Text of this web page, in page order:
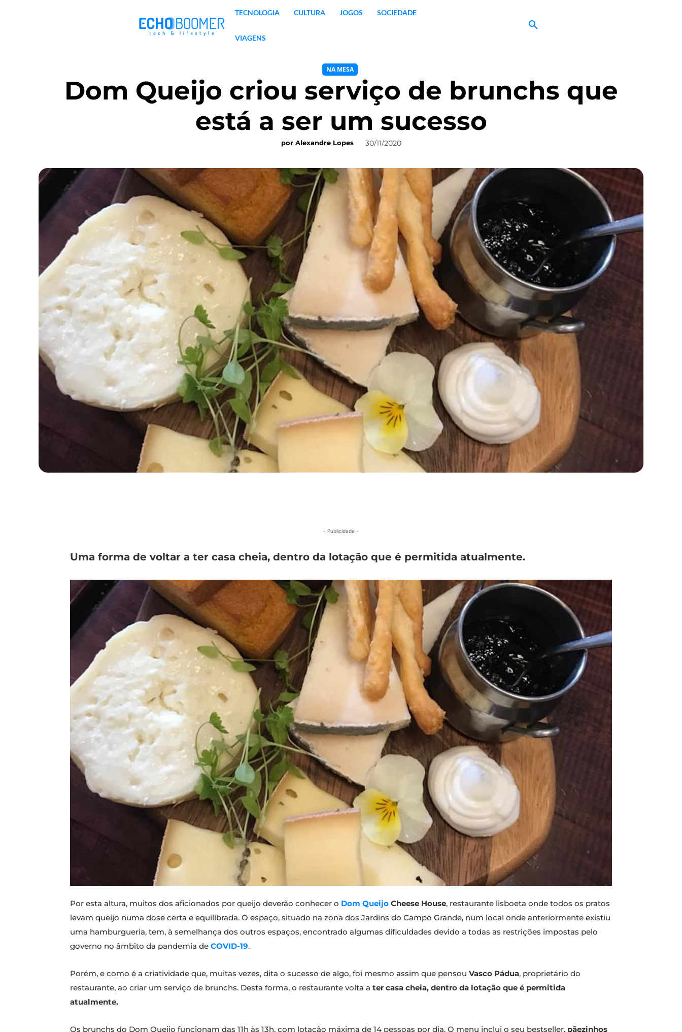
TECNOLOGIA CULTURA JOGOS SOCIEDADE
VIAGENS
NA MESA
Dom Queijo criou serviço de brunchs que
está a ser um sucesso
por Alexandre Lopes 30/11/2020
- Publicidade -
Uma forma de voltar a ter casa cheia, dentro da lotação que é permitida atualmente.
Por esta altura, muitos dos aficionados por queijo deverão conhecer o Dom Queijo Cheese House, restaurante lisboeta onde todos os pratos
levam queijo numa dose certa e equilibrada. O espaço, situado na zona dos Jardins do Campo Grande, num local onde anteriormente existiu
uma hamburgueria, tem, à semelhança dos outros espaços, encontrado algumas dificuldades devido a todas as restrições impostas pelo
governo no âmbito da pandemia de COVID-19.
Porém, e como é a criatividade que, muitas vezes, dita o sucesso de algo, foi mesmo assim que pensou Vasco Pádua, proprietário do
restaurante, ao criar um serviço de brunchs. Desta forma, o restaurante volta a ter casa cheia, dentro da lotação que é permitida
atualmente.
Os brunchs do Dom Queijo funcionam das 11h às 13h, com lotação máxima de 14 pessoas por dia. O menu inclui o seu bestseller, pãezinhos